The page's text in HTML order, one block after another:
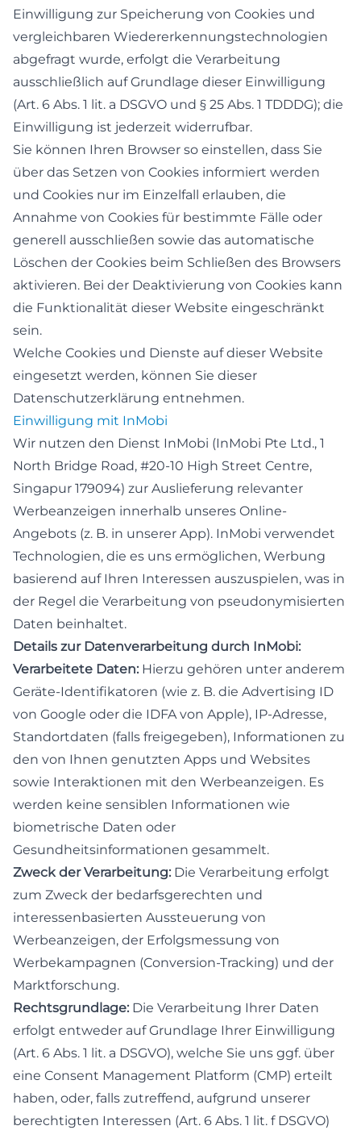
Einwilligung zur Speicherung von Cookies und
vergleichbaren Wiedererkennungstechnologien
abgefragt wurde, erfolgt die Verarbeitung
ausschließlich auf Grundlage dieser Einwilligung
(Art. 6 Abs. 1 lit. a DSGVO und § 25 Abs. 1 TDDDG); die
Einwilligung ist jederzeit widerrufbar.
Sie können Ihren Browser so einstellen, dass Sie
über das Setzen von Cookies informiert werden
und Cookies nur im Einzelfall erlauben, die
Annahme von Cookies für bestimmte Fälle oder
generell ausschließen sowie das automatische
Löschen der Cookies beim Schließen des Browsers
aktivieren. Bei der Deaktivierung von Cookies kann
die Funktionalität dieser Website eingeschränkt
sein.
Welche Cookies und Dienste auf dieser Website
eingesetzt werden, können Sie dieser
Datenschutzerklärung entnehmen.
Einwilligung mit InMobi
Wir nutzen den Dienst InMobi (InMobi Pte Ltd., 1
North Bridge Road, #20-10 High Street Centre,
Singapur 179094) zur Auslieferung relevanter
Werbeanzeigen innerhalb unseres Online-
Angebots (z. B. in unserer App). InMobi verwendet
Technologien, die es uns ermöglichen, Werbung
basierend auf Ihren Interessen auszuspielen, was in
der Regel die Verarbeitung von pseudonymisierten
Daten beinhaltet.
Details zur Datenverarbeitung durch InMobi:
Verarbeitete Daten: Hierzu gehören unter anderem
Geräte-Identifikatoren (wie z. B. die Advertising ID
von Google oder die IDFA von Apple), IP-Adresse,
Standortdaten (falls freigegeben), Informationen zu
den von Ihnen genutzten Apps und Websites
sowie Interaktionen mit den Werbeanzeigen. Es
werden keine sensiblen Informationen wie
biometrische Daten oder
Gesundheitsinformationen gesammelt.
Zweck der Verarbeitung: Die Verarbeitung erfolgt
zum Zweck der bedarfsgerechten und
interessenbasierten Aussteuerung von
Werbeanzeigen, der Erfolgsmessung von
Werbekampagnen (Conversion-Tracking) und der
Marktforschung.
Rechtsgrundlage: Die Verarbeitung Ihrer Daten
erfolgt entweder auf Grundlage Ihrer Einwilligung
(Art. 6 Abs. 1 lit. a DSGVO), welche Sie uns ggf. über
eine Consent Management Platform (CMP) erteilt
haben, oder, falls zutreffend, aufgrund unserer
berechtigten Interessen (Art. 6 Abs. 1 lit. f DSGVO)